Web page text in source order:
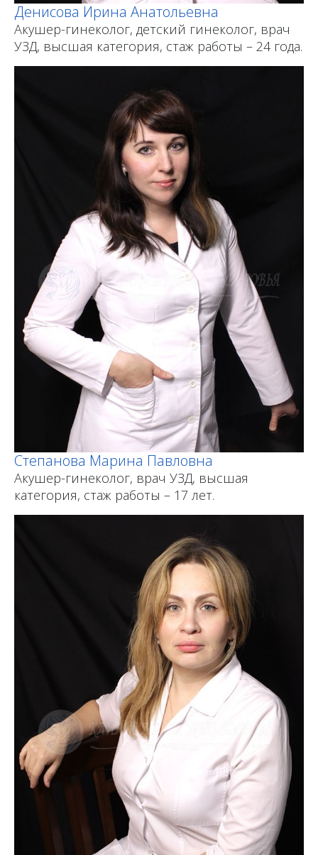
Денисова Ирина Анатольевна
Акушер-гинеколог, детский гинеколог, врач
УЗД, высшая категория, стаж работы – 24 года.
Степанова Марина Павловна
Акушер-гинеколог, врач УЗД, высшая
категория, стаж работы – 17 лет.